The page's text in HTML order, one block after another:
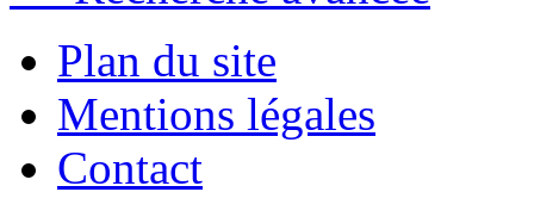
Plan du site
Mentions légales
Contact